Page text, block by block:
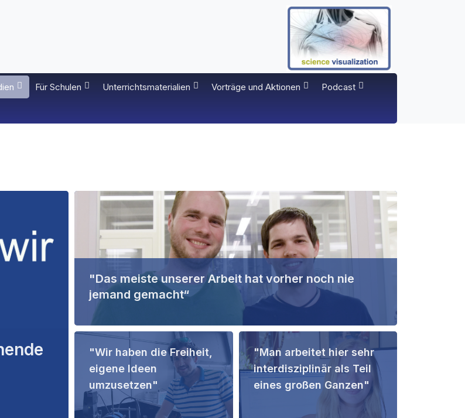
Für Schulen Unterrichtsmaterialien Vorträge und Aktionen Podcast
"Das meiste unserer Arbeit hat vorher noch nie
jemand gemacht“
"Wir haben die Freiheit,
eigene Ideen
umzusetzen"
"Man arbeitet hier sehr
interdisziplinär als Teil
eines großen Ganzen"